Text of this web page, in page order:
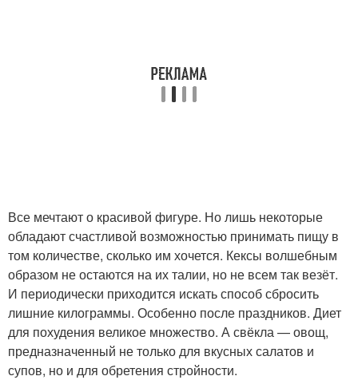
Все мечтают о красивой фигуре. Но лишь некоторые
обладают счастливой возможностью принимать пищу в
том количестве, сколько им хочется. Кексы волшебным
образом не остаются на их талии, но не всем так везёт.
И периодически приходится искать способ сбросить
лишние килограммы. Особенно после праздников. Диет
для похудения великое множество. А свёкла — овощ,
предназначенный не только для вкусных салатов и
супов, но и для обретения стройности.